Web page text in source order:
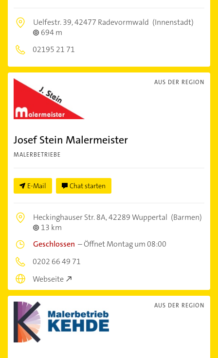
Uelfestr. 39,42477 Radevormwald (Innenstadt)
694 m
02195 21 71
AUS DER REGION
Josef Stein Malermeister
MALERBETRIEBE
E-Mail Chat starten
Heckinghauser Str. 8A,42289 Wuppertal (Barmen)
13 km
Geschlossen –Öffnet Montag um 08:00
0202 66 49 71
Webseite
AUS DER REGION